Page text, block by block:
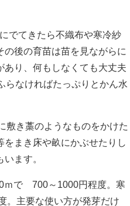
でてきたら不織布や寒冷紗
の後の育苗は苗を見ながらに
あり、何もしなくても大丈夫
らなければたっぷりとかん水
敷き藁のようなものをかけた
まき床や畝にかぶせたりし
ます。
ｍで 700～1000円程度。寒
。主要な使い方が発芽だけ